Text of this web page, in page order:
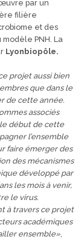
par un
filière
et des
PNH. La
Lyonbiopôle.
projet aussi bien
que dans le
de cette année.
associés
début de cette
l’ensemble
faire émerger des
des mécanismes
développé par
les mois à venir,
le virus.
à travers ce projet
académiques
ensemble»,